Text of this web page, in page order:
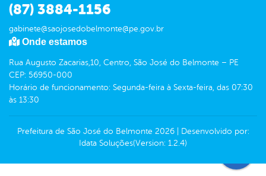
(87) 3884-1156
gabinete@saojosedobelmonte@pe.gov.br
Onde estamos
Rua Augusto Zacarias,10, Centro, São José do Belmonte – PE
CEP: 56950-000
Horário de funcionamento: Segunda-feira à Sexta-feira, das 07:30
às 13:30
Prefeitura de São José do Belmonte 2026|
Desenvolvido por:
Idata Soluções(Version: 1.2.4)